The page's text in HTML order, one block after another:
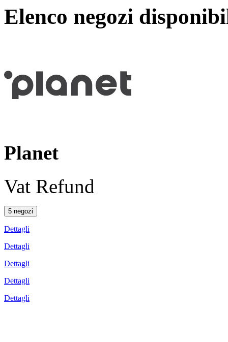
Elenco negozi
Planet
Vat Refund
5 negozi
Dettagli
Dettagli
Dettagli
Dettagli
Dettagli